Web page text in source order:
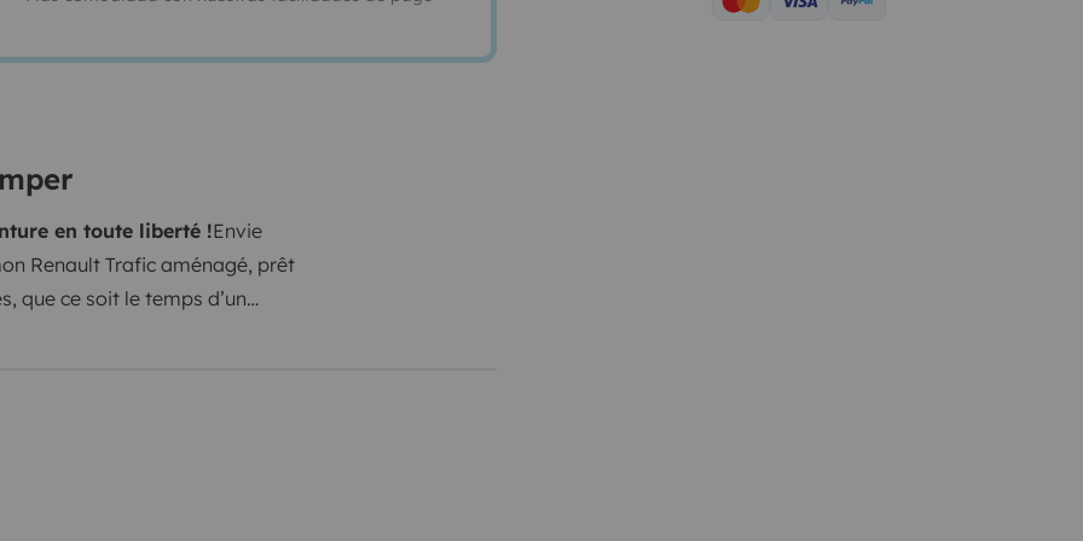
en toute liberté !Envie
Renault Trafic aménagé, prêt
que ce soit le temps d’un